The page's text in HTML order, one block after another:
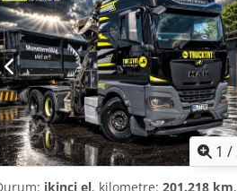
1 /
ikinci el, kilometre: 201.218 km